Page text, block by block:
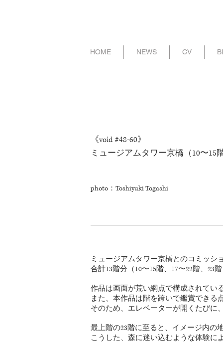
HOME NEWS CV
《void #48-60》
ミュージアムタワー京橋（10〜15
photo：Toshiyuki Togashi
ミュージアムタワー京橋とのコミッシ
合計13階分（10〜15階、17〜22階、
作品は画面が荒い網点で構成されてい
また、本作品は階を跨いで鑑賞できる
そのため、エレベーターが開くたびに
最上階の23階に至ると、イメージ内の
こうした、森に迷い込むような体験に